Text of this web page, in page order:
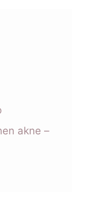
akne –